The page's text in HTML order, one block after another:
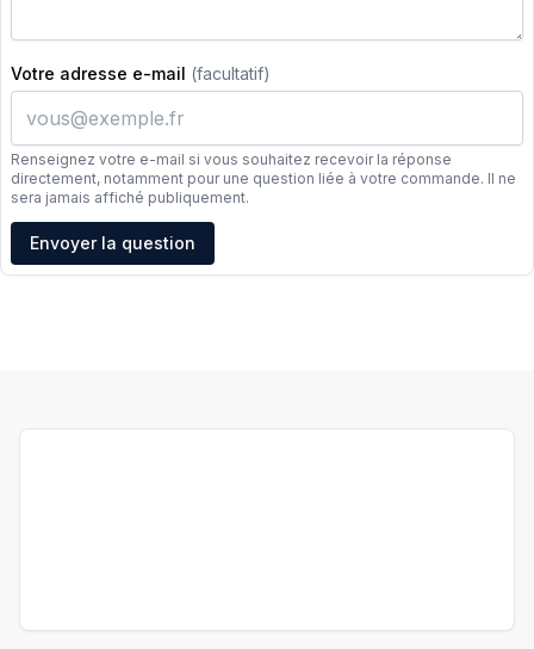
Votre adresse e-mail (facultatif)
Renseignez votre e-mail si vous souhaitez recevoir la réponse
directement, notamment pour une question liée à votre commande. Il ne
sera jamais affiché publiquement.
Adresse e-mail
Envoyer la question